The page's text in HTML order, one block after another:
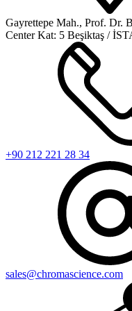
Gayrettepe Mah., Prof. Dr.
Center Kat: 5 Beşiktaş /
+90 212 221 28 34
sales@chromascience.com